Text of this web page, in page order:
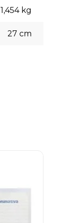
1,454kg
27 cm